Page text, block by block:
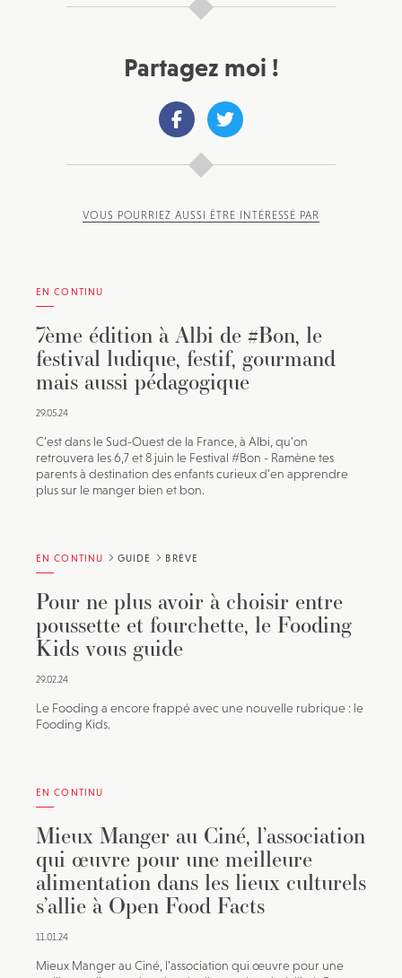
Partagez moi !
VOUS POURRIEZ AUSSI ÊTRE INTÉRESSÉ PAR
EN CONTINU
7ème édition à Albi de #Bon, le
festival ludique, festif, gourmand
mais aussi pédagogique
29.05.24
C’est dans le Sud-Ouest de la France, à Albi, qu’on
retrouvera les 6,7 et 8 juin le Festival #Bon - Ramène tes
parents à destination des enfants curieux d’en apprendre
plus sur le manger bien et bon.
EN CONTINU GUIDE BRÈVE
Pour ne plus avoir à choisir entre
poussette et fourchette, le Fooding
Kids vous guide
29.02.24
Le Fooding a encore frappé avec une nouvelle rubrique : le
Fooding Kids.
EN CONTINU
Mieux Manger au Ciné, l’association
qui œuvre pour une meilleure
alimentation dans les lieux culturels
s’allie à Open Food Facts
11.01.24
Mieux Manger au Ciné, l’association qui œuvre pour une